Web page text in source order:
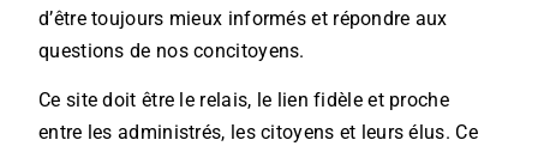
d’être toujours mieux informés et répondre aux
questions de nos concitoyens.
Ce site doit être le relais, le lien fidèle et proche
entre les administrés, les citoyens et leurs élus. Ce